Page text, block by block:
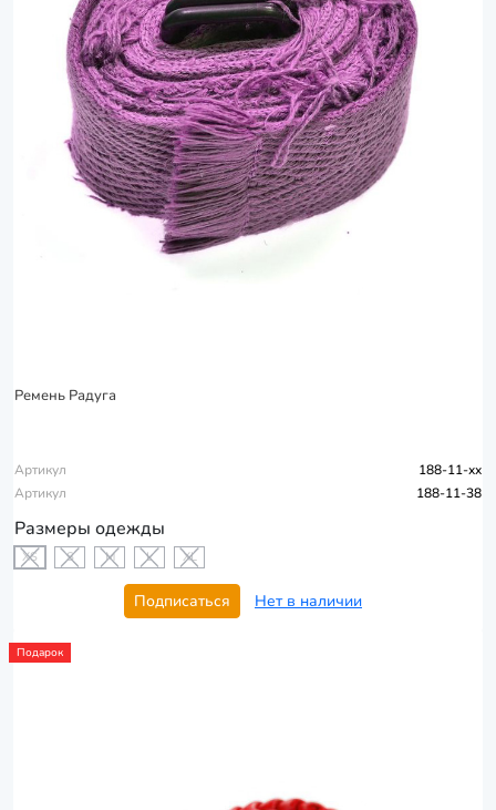
Ремень Радуга
Артикул
188-11-xx
Артикул
188-11-38
Размеры одежды
XS S M L XL
Подписаться Нет в наличии
Подарок